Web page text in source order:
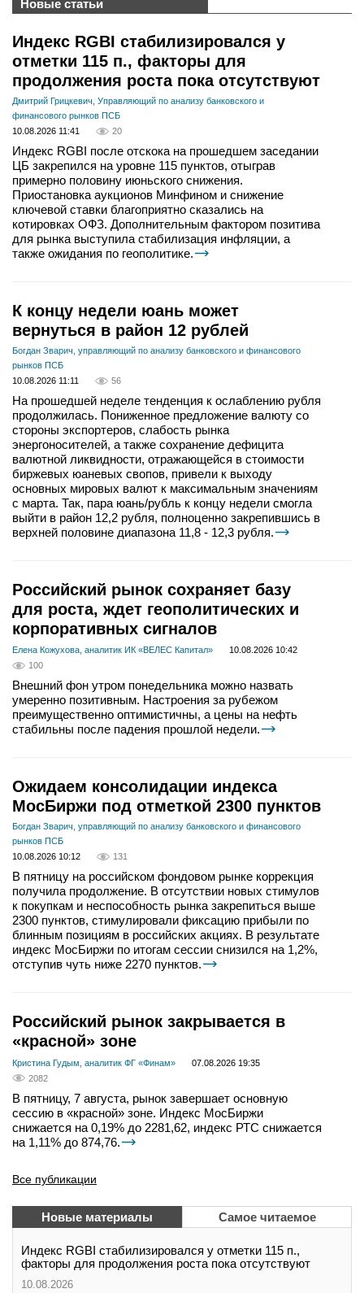
Новые статьи
Индекс RGBI стабилизировался у
отметки 115 п., факторы для
продолжения роста пока отсутствуют
Дмитрий Грицкевич, Управляющий по анализу банковского и
финансового рынков ПСБ
10.08.2026 11:41
20
Индекс RGBI после отскока на прошедшем заседании
ЦБ закрепился на уровне 115 пунктов, отыграв
примерно половину июньского снижения.
Приостановка аукционов Минфином и снижение
ключевой ставки благоприятно сказались на
котировках ОФЗ. Дополнительным фактором позитива
для рынка выступила стабилизация инфляции, а
также ожидания по геополитике.
К концу недели юань может
вернуться в район 12 рублей
Богдан Зварич, управляющий по анализу банковского и финансового
рынков ПСБ
10.08.2026 11:11
56
На прошедшей неделе тенденция к ослаблению рубля
продолжилась. Пониженное предложение валюту со
стороны экспортеров, слабость рынка
энергоносителей, а также сохранение дефицита
валютной ликвидности, отражающейся в стоимости
биржевых юаневых свопов, привели к выходу
основных мировых валют к максимальным значениям
с марта. Так, пара юань/рубль к концу недели смогла
выйти в район 12,2 рубля, полноценно закрепившись в
верхней половине диапазона 11,8 - 12,3 рубля.
Российский рынок сохраняет базу
для роста, ждет геополитических и
корпоративных сигналов
Елена Кожухова, аналитик ИК «ВЕЛЕС Капитал»
10.08.2026 10:42
100
Внешний фон утром понедельника можно назвать
умеренно позитивным. Настроения за рубежом
преимущественно оптимистичны, а цены на нефть
стабильны после падения прошлой недели.
Ожидаем консолидации индекса
МосБиржи под отметкой 2300 пунктов
Богдан Зварич, управляющий по анализу банковского и финансового
рынков ПСБ
10.08.2026 10:12
131
В пятницу на российском фондовом рынке коррекция
получила продолжение. В отсутствии новых стимулов
к покупкам и неспособность рынка закрепиться выше
2300 пунктов, стимулировали фиксацию прибыли по
блинным позициям в российских акциях. В результате
индекс МосБиржи по итогам сессии снизился на 1,2%,
отступив чуть ниже 2270 пунктов.
Российский рынок закрывается в
«красной» зоне
Кристина Гудым, аналитик ФГ «Финам»
07.08.2026 19:35
2082
В пятницу, 7 августа, рынок завершает основную
сессию в «красной» зоне. Индекс МосБиржи
снижается на 0,19% до 2281,62, индекс РТС снижается
на 1,11% до 874,76.
Все публикации
Новые материалы Самое читаемое
Индекс RGBI стабилизировался у отметки 115 п.,
факторы для продолжения роста пока отсутствуют
10.08.2026